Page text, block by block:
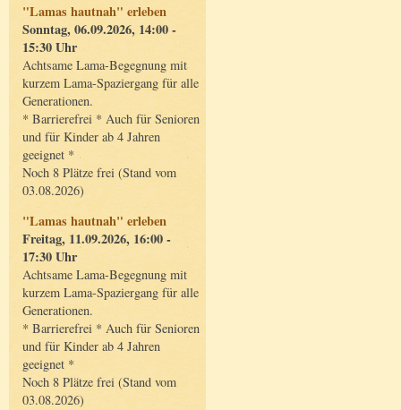
"Lamas hautnah" erleben
Sonntag, 06.09.2026, 14:00 -
15:30 Uhr
Achtsame Lama-Begegnung mit
kurzem Lama-Spaziergang für alle
Generationen.
* Barrierefrei * Auch für Senioren
und für Kinder ab 4 Jahren
geeignet *
Noch 8 Plätze frei (Stand vom
03.08.2026)
"Lamas hautnah" erleben
Freitag, 11.09.2026, 16:00 -
17:30 Uhr
Achtsame Lama-Begegnung mit
kurzem Lama-Spaziergang für alle
Generationen.
* Barrierefrei * Auch für Senioren
und für Kinder ab 4 Jahren
geeignet *
Noch 8 Plätze frei (Stand vom
03.08.2026)